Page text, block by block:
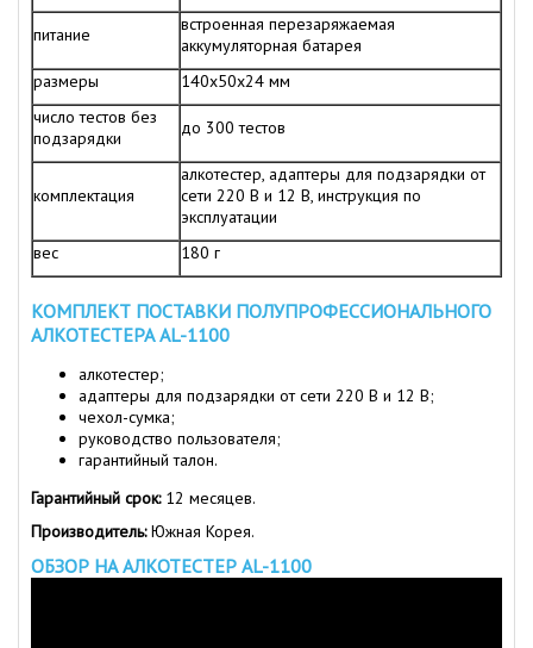
питание
встроенная перезаряжаемая
аккумуляторная батарея
размеры
140х50х24 мм
число тестов без
подзарядки
до 300 тестов
комплектация
алкотестер, адаптеры для подзарядки от
сети 220 В и 12 В, инструкция по
эксплуатации
вес
180 г
КОМПЛЕКТ ПОСТАВКИ ПОЛУПРОФЕССИОНАЛЬНОГО
АЛКОТЕСТЕРА AL-1100
алкотестер;
адаптеры для подзарядки от сети 220 В и 12 В;
чехол-сумка;
руководство пользователя;
гарантийный талон.
Гарантийный срок:12 месяцев.
Производитель:Южная Корея.
ОБЗОР НА АЛКОТЕСТЕР AL-1100